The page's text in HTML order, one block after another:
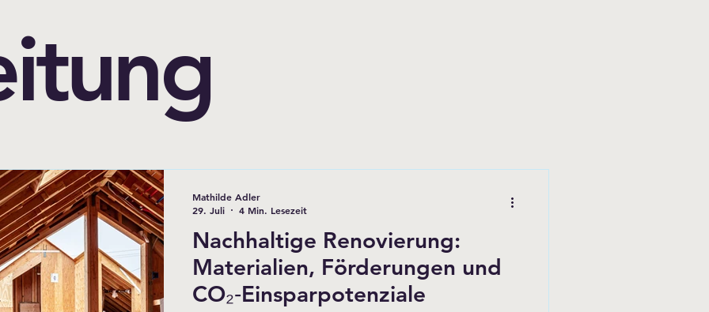
Nachhaltige Renovierung:
Materialien, Förderungen und
CO₂‑Einsparpotenziale
Mathilde Adler
29. Juli
4 Min. Lesezeit